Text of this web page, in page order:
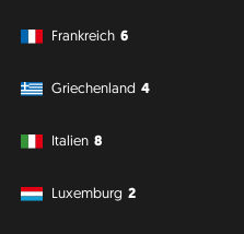
Frankreich 6
Griechenland 4
Italien 8
Luxemburg 2